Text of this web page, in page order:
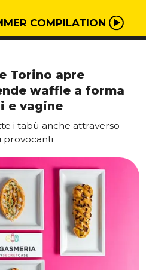
COMPILATION
Torino apre
waffle a forma
e vagine
i tabù anche attraverso
provocanti